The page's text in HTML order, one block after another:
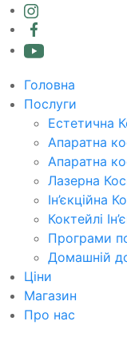
Головна
Послуги
Естетична
Апаратна
Апаратна
Лазерна
Ін’єкційна
Коктейлі
Програми
Домашній
Ціни
Магазин
Про нас